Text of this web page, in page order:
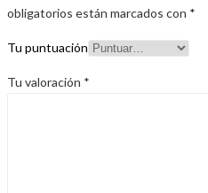
obligatorios están marcados con *
Tu puntuación
Tu valoración *